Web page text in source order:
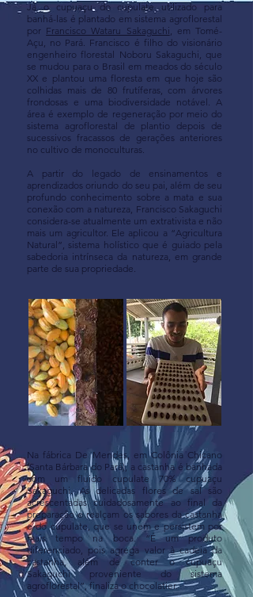
Já o cupuaçu do cupulate utilizado para
banhá-las é plantado em sistema agroflorestal
por Francisco Wataru Sakaguchi, em Tomé-
Açu, no Pará. Francisco é filho do visionário
engenheiro florestal Noboru Sakaguchi, que
se mudou para o Brasil em meados do século
XX e plantou uma floresta em que hoje são
colhidas mais de 80 frutíferas, com árvores
frondosas e uma biodiversidade notável. A
área é exemplo de regeneração por meio do
sistema agroflorestal de plantio depois de
sucessivos fracassos de gerações anteriores
no cultivo de monoculturas.
A partir do legado de ensinamentos e
aprendizados oriundo do seu pai, além de seu
profundo conhecimento sobre a mata e sua
conexão com a natureza, Francisco Sakaguchi
considera-se atualmente um extrativista e não
mais um agricultor. Ele aplicou a “Agricultura
Natural”, sistema holístico que é guiado pela
sabedoria intrínseca da natureza, em grande
parte de sua propriedade.
Na fábrica De Mendes, em Colônia Chicano
(Santa Bárbara do Pará), a castanha é banhada
com um fluido cupulate 70% cupuaçu
Sakaguchi. As delicadas flores de sal são
acrescentadas cuidadosamente ao final da
preparação e realçam os sabores da castanha
e do cupulate, que se unem e persistem por
mais tempo na boca. “É um produto
diferenciado, pois agrega valor à cadeia da
castanha, além de conter o cupuaçu
Sakaguchi proveniente do sistema
agroflorestal”, finaliza o chocolatier.